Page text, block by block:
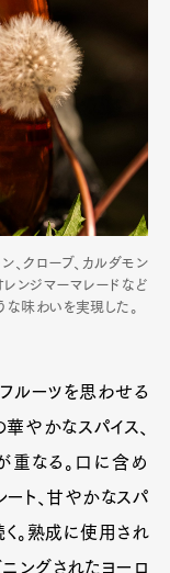
、クローブ、カルダモン
レンジマーマレードなど
な味わいを実現した。
ルーツを思わせる
やかなスパイス、
重なる。口に含め
ート、甘やかなスパ
。熟成に使用され
ングされたヨーロ